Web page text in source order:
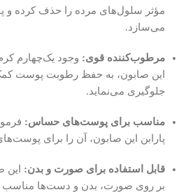
مؤثر سلول‌های مرده را حذف کرده
می‌سازد.
مرطوب‌کننده قوی: وجود یک‌چهارم
این صابون، به حفظ رطوبت پوست
جلوگیری می‌نماید.
مناسب برای پوست‌های حساس:
پارابن این صابون، آن را برای
قابل استفاده برای صورت و بدن: این
بر روی صورت، بدن و دست‌ها